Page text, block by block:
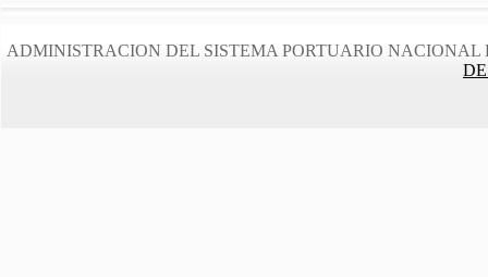
ADMINISTRACION DEL SISTEMA PORTUARIO NACIONAL